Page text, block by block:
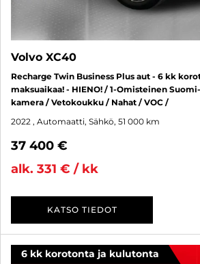
Volvo XC40
Recharge Twin Business Plus aut - 6 kk
maksuaikaa! - HIENO! / 1-Omisteinen
kamera / Vetokoukku / Nahat / VOC /
2022 , Automaatti, Sähkö, 51 000 km
37 400 €
alk. 331 € / kk
KATSO TIEDOT
6 kk korotonta ja kulutonta